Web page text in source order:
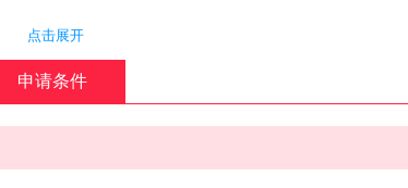
文化研究
计算机工程
材料科学 运筹学 海洋科学 环境科学 教育心理学
点击展开
申请条件